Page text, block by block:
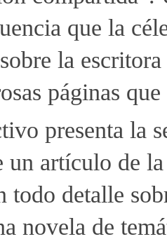
que la
la
páginas
presenta la
un artículo de
todo detalle
novela de